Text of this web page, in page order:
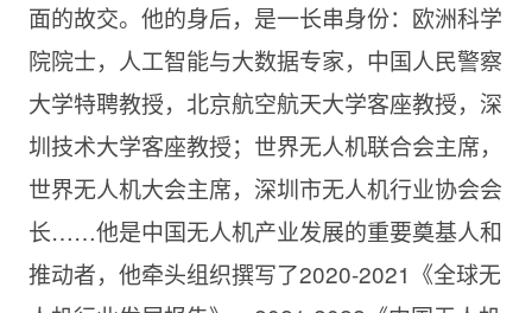
面的故交。他的身后，是一长串身份：欧洲科学
院院士，人工智能与大数据专家，中国人民警察
大学特聘教授，北京航空航天大学客座教授，深
圳技术大学客座教授；世界无人机联合会主席，
世界无人机大会主席，深圳市无人机行业协会会
长……他是中国无人机产业发展的重要奠基人和
推动者，他牵头组织撰写了2020-2021《全球无